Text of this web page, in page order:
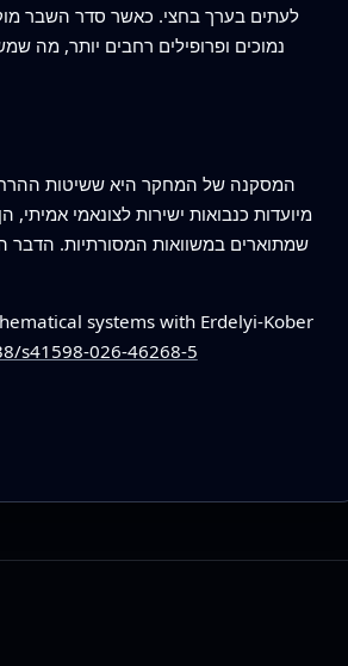
נמוכים ופרופילים רחבים יותר, מה
המסקנה של המחקר היא ששיטות ההרחבה
מיועדות כנבואות ישירות לצונאמי
שמתוארים במשוואות המסורתיות. הדבר
systems with Erdelyi-Kober
s41598-026-46268-5